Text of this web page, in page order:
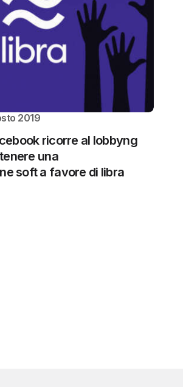
2019
ricorre al lobbyng
una
soft a favore di libra